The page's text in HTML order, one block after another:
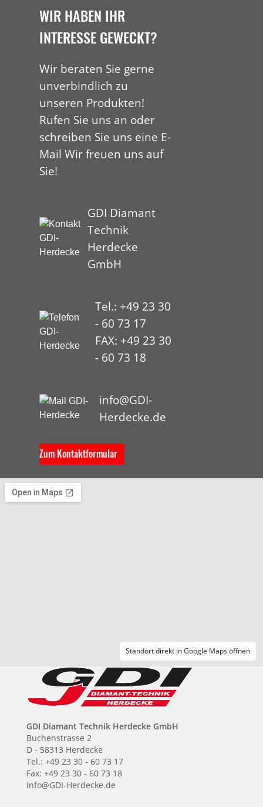
WIR HABEN IHR
INTERESSE GEWECKT?
Wir beraten Sie gerne
unverbindlich zu
unseren Produkten!
Rufen Sie uns an oder
schreiben Sie uns eine E-
Mail Wir freuen uns auf
Sie!
GDI Diamant
Technik
Herdecke
GmbH
Tel.: +49 23 30
- 60 73 17
FAX: +49 23 30
- 60 73 18
info@GDI-
Herdecke.de
Zum Kontaktformular
Standort direkt in Google Maps öffnen
GDI Diamant Technik Herdecke GmbH
Buchenstrasse 2
D - 58313 Herdecke
Tel.: +49 23 30 - 60 73 17
Fax: +49 23 30 - 60 73 18
info@GDI-Herdecke.de